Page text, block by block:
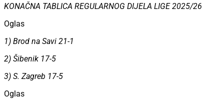
KONAČNA TABLICA REGULARNOG DIJELA LIGE 2025/26
Oglas
1) Brod na Savi 21-1
2) Šibenik 17-5
3) S. Zagreb 17-5
Oglas